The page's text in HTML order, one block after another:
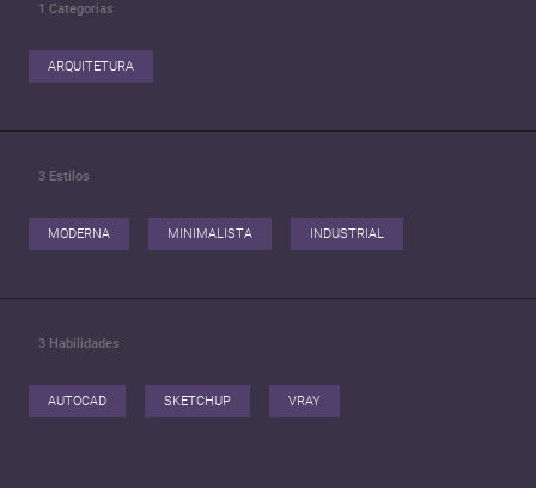
1 Categorias
ARQUITETURA
3 Estilos
MODERNA MINIMALISTA INDUSTRIAL
3 Habilidades
AUTOCAD SKETCHUP VRAY